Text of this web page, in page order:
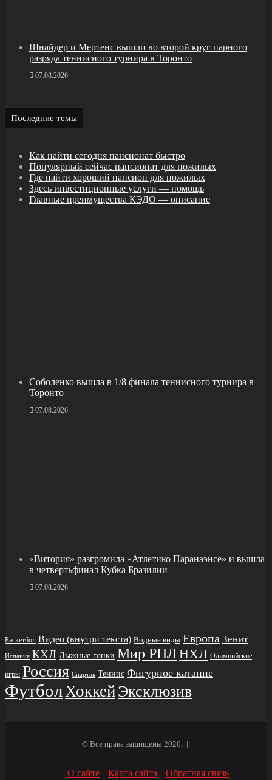
Шнайдер и Мертенс вышли во второй круг парного
разряда теннисного турнира в Торонто
07.08.2026
Последние темы
Как найти сегодня пансионат быстро
Популярный сейчас пансионат для пожилых
Где найти хороший пансион для пожилых
Здесь инвестиционные услуги — помощь
Главные преимущества КЭДО — описание
Соболенко вышла в 1/8 финала теннисного турнира в
Торонто
07.08.2026
«Витория» разгромила «Атлетико Паранаэнсе» и вышла
в четвертьфинал Кубка Бразилии
07.08.2026
Баскетбол Видео (внутри текста) Водные виды Европа Зенит
Испания КХЛ Лыжные гонки Мир РПЛНХЛ Олимпийские
игры Россия Спартак Теннис Фигурное катание
ФутболХоккейЭксклюзив
© Все права защищены 2026, |
О сайте Карта сайта Обратная связь